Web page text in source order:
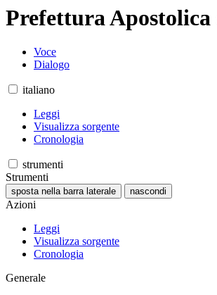
Prefettura
Voce
Dialogo
italiano
Leggi
Visualizza sorgente
Cronologia
strumenti
Strumenti
sposta nella barra laterale nascondi
Azioni
Leggi
Visualizza sorgente
Cronologia
Generale